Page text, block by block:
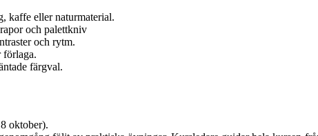
kaffe eller naturmaterial.
och palettkniv
och rytm.
förlaga.
färgval.
oktober).